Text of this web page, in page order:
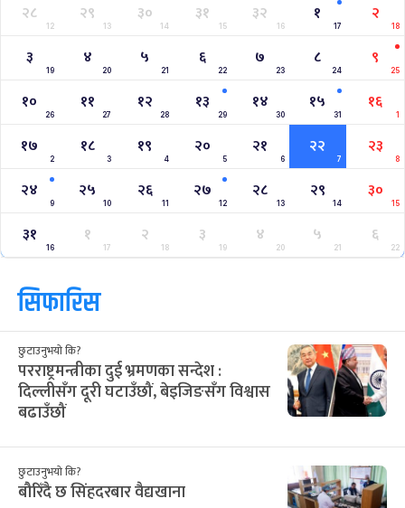
२८
12
२९
13
३०
14
३१
15
३२
16
१
17
२
18
३
19
४
20
५
21
६
22
७
23
८
24
९
25
१०
26
११
27
१२
28
१३
29
१४
30
१५
31
१६
1
१७
2
१८
3
१९
4
२०
5
२१
6
२२
7
२३
8
२४
9
२५
10
२६
11
२७
12
२८
13
२९
14
३०
15
३१
16
१
17
२
18
३
19
४
20
५
21
६
22
सिफारिस
छुटाउनुभयो कि?
परराष्ट्रमन्त्रीका दुई भ्रमणका सन्देश :
दिल्लीसँग दूरी घटाउँछौं, बेइजिङसँग विश्वास
बढाउँछौं
छुटाउनुभयो कि?
बौरिँदै छ सिंहदरबार वैद्यखाना